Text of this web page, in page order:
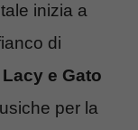
inizia a
di
e Gato
per la